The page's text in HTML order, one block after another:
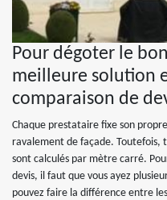
Pour dégoter le
meilleure solution
comparaison de
Chaque prestataire fixe son
ravalement de façade. Toutefois,
sont calculés par mètre carré.
devis, il faut que vous ayez
pouvez faire la différence entre